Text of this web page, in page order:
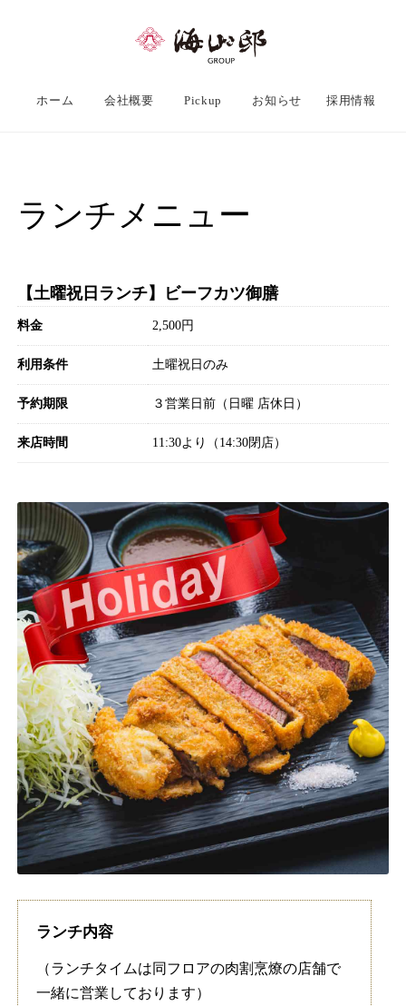
ホーム 会社概要 Pickup お知らせ 採用情報
ランチメニュー
【土曜祝日ランチ】ビーフカツ御膳
料金 2,500円
利用条件 土曜祝日のみ
予約期限 ３営業日前（日曜 店休日）
来店時間 11:30より（14:30閉店）
ランチ内容
（ランチタイムは同フロアの肉割烹燎の店舗で
一緒に営業しております）